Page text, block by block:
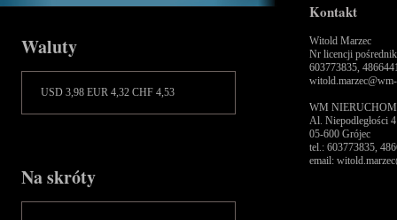
Waluty
USD 3,98 EUR 4,32 CHF 4,53
Na skróty
Kontakt
Witold Marzec
Nr licencji
603773835,
WM
Al. Niepodległości
05-600 Grójec
tel.: 603773835,
email: